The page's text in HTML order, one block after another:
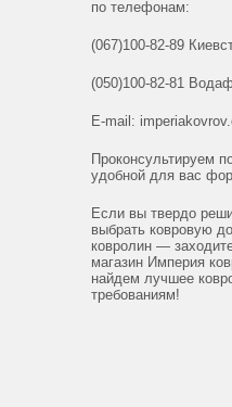
по телефонам:
(067)100-82-89
(050)100-82-81
E-mail:
Проконсультируем
удобной для вас
Если вы твердо
выбрать ковровую
ковролин —
магазин Империя
найдем лучшее
требованиям!